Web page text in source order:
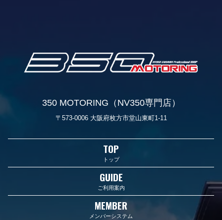
350 MOTORING（NV350専門店）
〒573-0006 大阪府枚方市堂山東町1-11
TOP
トップ
GUIDE
ご利用案内
MEMBER
メンバーシステム